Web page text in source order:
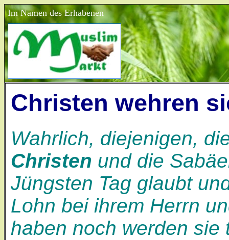
Im Namen des Erhabenen
Christen wehren
Wahrlich, diejenigen,
Christen und die
Jüngsten Tag glaubt
Lohn bei ihrem Herrn
haben noch werden